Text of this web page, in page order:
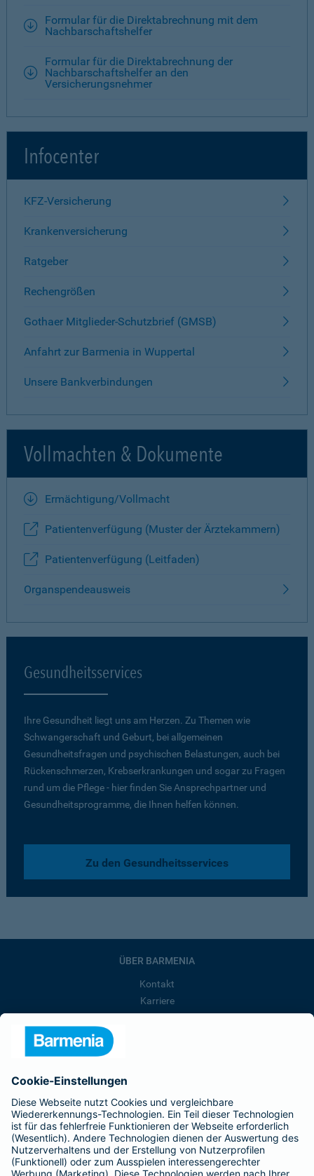
Formular für die Direktabrechnung mit dem
Nachbarschaftshelfer
Formular für die Direktabrechnung der
Nachbarschaftshelfer an den
Versicherungsnehmer
Infocenter
KFZ-Versicherung
Krankenversicherung
Ratgeber
Rechengrößen
Gothaer Mitglieder-Schutzbrief (GMSB)
Anfahrt zur Barmenia in Wuppertal
Unsere Bankverbindungen
Vollmachten & Dokumente
Ermächtigung/Vollmacht
Patientenverfügung (Muster der Ärztekammern)
Patientenverfügung (Leitfaden)
Organspendeausweis
Gesundheitsservices
Ihre Gesundheit liegt uns am Herzen. Zu Themen wie
Schwangerschaft und Geburt, bei allgemeinen
Gesundheitsfragen und psychischen Belastungen, auch bei
Rückenschmerzen, Krebserkrankungen und sogar zu Fragen
rund um die Pflege - hier finden Sie Ansprechpartner und
Gesundheitsprogramme, die Ihnen helfen können.
Zu den Gesundheitsservices
ÜBER BARMENIA
Kontakt
Karriere
Barmenia ist Teil der BarmeniaGothaer
BELIEBTE SEITEN
Kranken-Zusatzversicherung
Tierversicherungen
Haftpflichtversicherung